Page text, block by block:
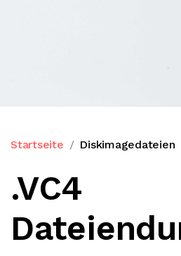
Startseite Diskimagedateien
.VC4